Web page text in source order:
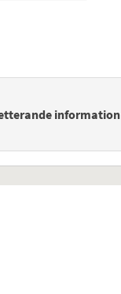
information